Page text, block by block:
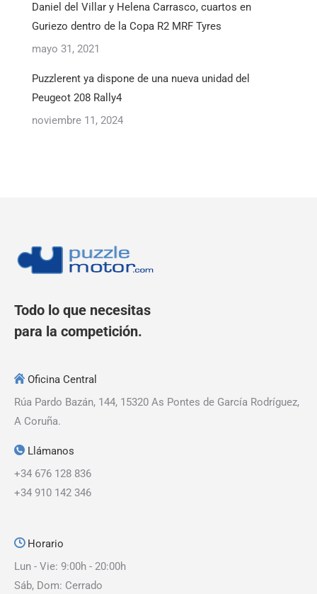
Daniel del Villar y Helena Carrasco, cuartos en
Guriezo dentro de la Copa R2 MRF Tyres
mayo 31, 2021
Puzzlerent ya dispone de una nueva unidad del
Peugeot 208 Rally4
noviembre 11, 2024
Todo lo que necesitas
para la competición.
Oficina Central
Rúa Pardo Bazán, 144, 15320 As Pontes de García Rodríguez,
A Coruña.
Llámanos
+34 676 128 836
+34 910 142 346
Horario
Lun - Vie: 9:00h - 20:00h
Sáb, Dom: Cerrado